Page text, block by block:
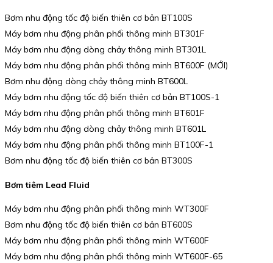
Bơm nhu động tốc độ biến thiên cơ bản BT100S
Máy bơm nhu động phân phối thông minh BT301F
Máy bơm nhu động dòng chảy thông minh BT301L
Máy bơm nhu động phân phối thông minh BT600F (MỚI)
Bơm nhu động dòng chảy thông minh BT600L
Máy bơm nhu động tốc độ biến thiên cơ bản BT100S-1
Máy bơm nhu động phân phối thông minh BT601F
Máy bơm nhu động dòng chảy thông minh BT601L
Máy bơm nhu động phân phối thông minh BT100F-1
Bơm nhu động tốc độ biến thiên cơ bản BT300S
Bơm tiêm Lead Fluid
Máy bơm nhu động phân phối thông minh WT300F
Bơm nhu động tốc độ biến thiên cơ bản BT600S
Máy bơm nhu động phân phối thông minh WT600F
Máy bơm nhu động phân phối thông minh WT600F-65